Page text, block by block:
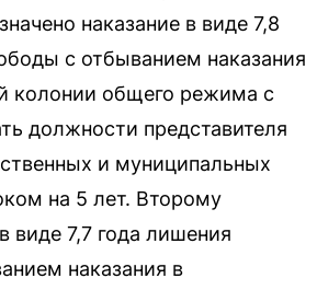
наказание в виде 7,8
с отбыванием наказания
колонии общего режима с
должности представителя
и муниципальных
на 5 лет. Второму
7,7 года лишения
наказания в